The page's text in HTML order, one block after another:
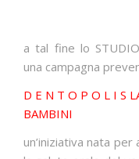
a tal fine lo
una campagna
D E N T O P O L I S
BAMBINI
un’iniziativa nata